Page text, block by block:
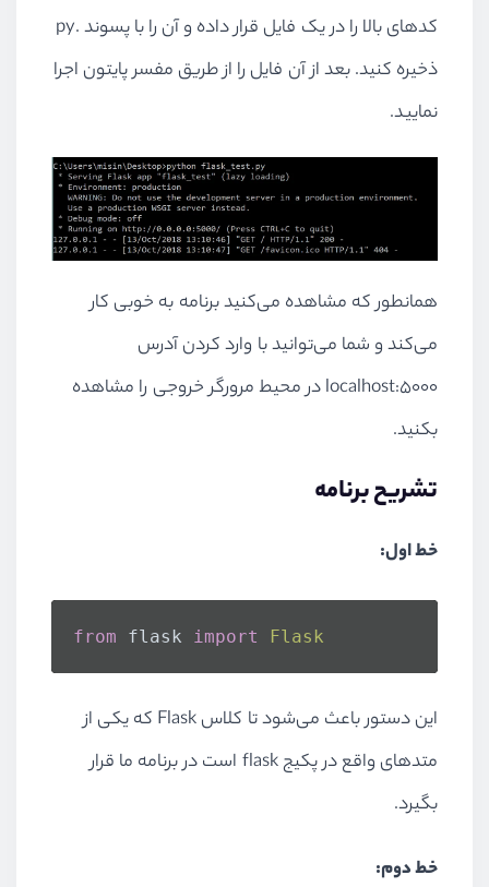
کدهای بالا را در یک فایل قرار داده و آن را با پسوند .py
ذخیره کنید. بعد از آن فایل را از طریق مفسر پایتون اجرا
نمایید.
همانطور که مشاهده می‌کنید برنامه به خوبی کار
می‌کند و شما می‌توانید با وارد کردن آدرس
localhost:5000 در محیط مرورگر خروجی را مشاهده
بکنید.
تشریح برنامه
خط اول:
from flask import Flask
این دستور باعث می‌شود تا کلاس Flask که یکی از
متدهای واقع در پکیج flask است در برنامه ما قرار
بگیرد.
خط دوم: